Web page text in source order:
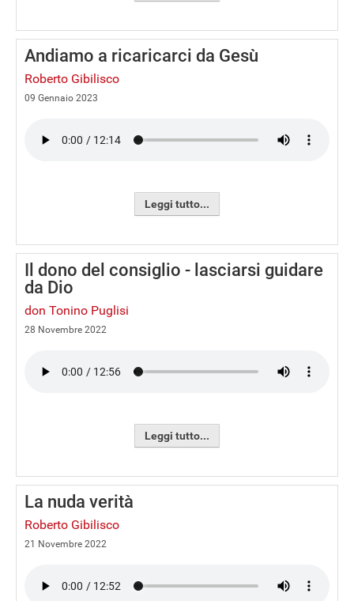
Andiamo a ricaricarci da Gesù
Roberto Gibilisco
09 Gennaio 2023
Leggi tutto...
Il dono del consiglio - lasciarsi guidare
da Dio
don Tonino Puglisi
28 Novembre 2022
Leggi tutto...
La nuda verità
Roberto Gibilisco
21 Novembre 2022